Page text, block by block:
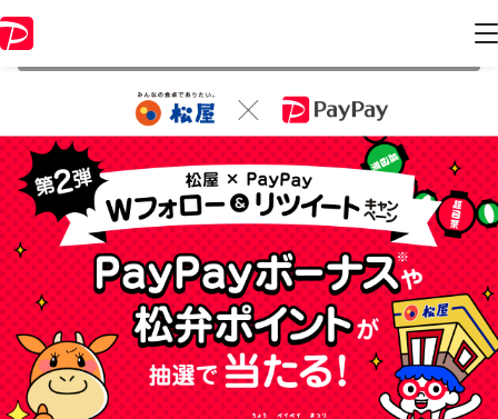
情報はキャンペーン終了時点のものになります。